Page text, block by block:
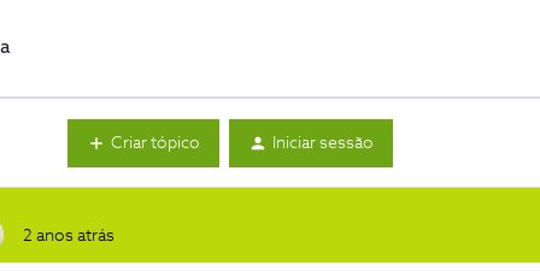
Criar tópico Iniciar sessão
2 anos atrás